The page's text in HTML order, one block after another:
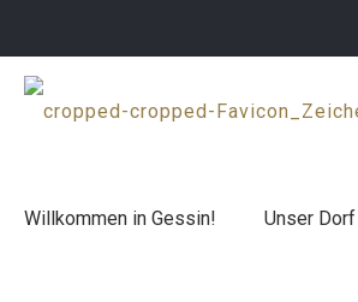
Willkommen in Gessin! Unser Dorf